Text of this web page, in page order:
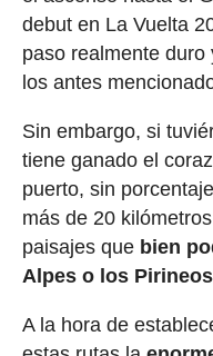
debut en La Vuelta
paso realmente
los antes
Sin embargo, si
tiene ganado el
puerto, sin
más de 20
paisajes que bien
Alpes o los Pirineos
A la hora de